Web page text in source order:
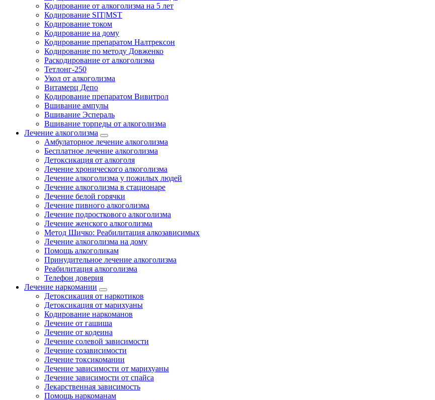
Кодирование от алкоголизма на 5 лет
Кодирование SIT|MST
Кодирование током
Кодирование на дому
Кодирование препаратом Налтрексон
Кодирование по методу Довженко
Раскодирование от алкоголизма
Тетлонг-250
Укол от алкоголизма
Витамерц Депо
Кодирование препаратом Вивитрол
Вшивание ампулы
Вшивание Эспераль
Вшивание торпеды от алкоголизма
Лечение алкоголизма
Амбулаторное лечение алкоголизма
Бесплатное лечение алкоголизма
Детоксикация от алкоголя
Лечение хронического алкоголизма
Лечение алкоголизма у пожилых людей
Лечение алкоголизма в стационаре
Лечение белой горячки
Лечение пивного алкоголизма
Лечение подросткового алкоголизма
Лечение женского алкоголизма
Метод Шичко: Реабилитация алкозависимых
Лечение алкоголизма на дому
Помощь алкоголикам
Принудительное лечение алкоголизма
Реабилитация алкоголизма
Телефон доверия
Лечение наркомании
Детоксикация от наркотиков
Детоксикация от марихуаны
Кодирование наркоманов
Лечение от гашиша
Лечение от кодеина
Лечение солевой зависимости
Лечение созависимости
Лечение токсикомании
Лечение зависимости от марихуаны
Лечение зависимости от спайса
Лекарственная зависимость
Помощь наркоманам